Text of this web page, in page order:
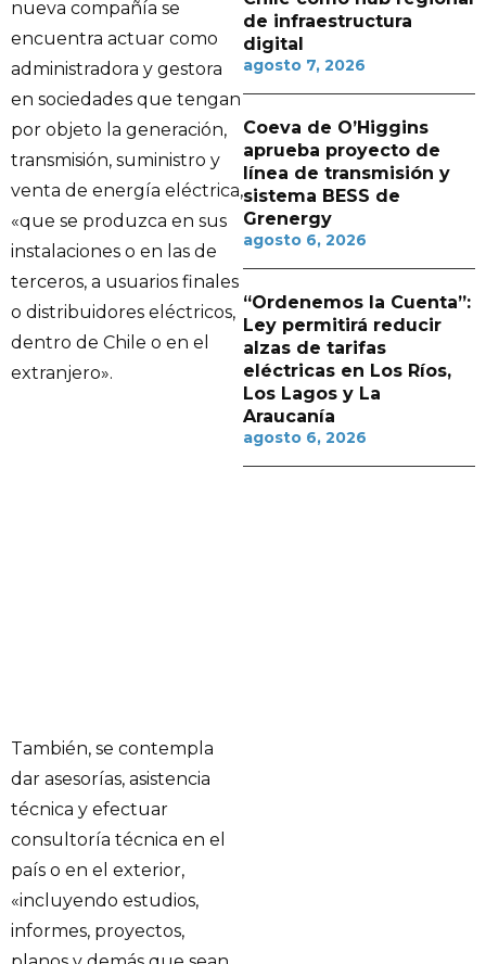
nueva compañía se
encuentra actuar como
administradora y gestora
en sociedades que tengan
por objeto la generación,
transmisión, suministro y
venta de energía eléctrica,
«que se produzca en sus
instalaciones o en las de
terceros, a usuarios finales
o distribuidores eléctricos,
dentro de Chile o en el
extranjero».
También, se contempla
dar asesorías, asistencia
técnica y efectuar
consultoría técnica en el
país o en el exterior,
«incluyendo estudios,
informes, proyectos,
de infraestructura
digital
agosto 7, 2026
Coeva de O’Higgins
aprueba proyecto de
línea de transmisión y
sistema BESS de
Grenergy
agosto 6, 2026
“Ordenemos la Cuenta”:
Ley permitirá reducir
alzas de tarifas
eléctricas en Los Ríos,
Los Lagos y La
Araucanía
agosto 6, 2026